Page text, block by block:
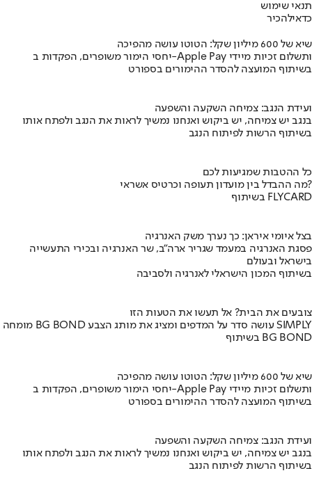
תנאי שימוש
כדאילהכיר
שיא של 600 מיליון שקל: הטוטו עושה מהפיכה
יחסי הימור משופרים, הפקדות ב-Apple Pay ותשלום זכיות מיידי
בשיתוף המועצה להסדר ההימורים בספורט
ועידת הנגב: צמיחה השקעה והשפעה
בנגב יש צמיחה, יש ביקוש ואנחנו נמשיך לראות את הנגב ולפתח אותו
בשיתוף הרשות לפיתוח הנגב
כל ההטבות שמגיעות לכם
מה ההבדל בין מועדון תעופה וכרטיס אשראי?
בשיתוף FLYCARD
בצל איומי איראן: כך נערך משק האנרגיה
פסגת האנרגיה במעמד שגריר ארה"ב, שר האנרגיה ובכירי התעשייה
בישראל ובעולם
בשיתוף המכון הישראלי לאנרגיה ולסביבה
צובעים את הבית? אל תעשו את הטעות הזו
מומחה BG BOND עושה סדר על המדפים ומציג את מותג הצבע SIMPLY
בשיתוף BG BOND
שיא של 600 מיליון שקל: הטוטו עושה מהפיכה
יחסי הימור משופרים, הפקדות ב-Apple Pay ותשלום זכיות מיידי
בשיתוף המועצה להסדר ההימורים בספורט
ועידת הנגב: צמיחה השקעה והשפעה
בנגב יש צמיחה, יש ביקוש ואנחנו נמשיך לראות את הנגב ולפתח אותו
בשיתוף הרשות לפיתוח הנגב